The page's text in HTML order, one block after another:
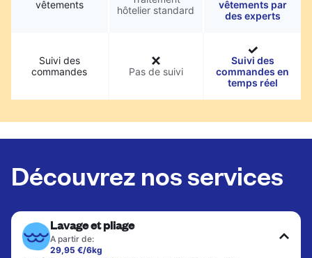
vêtements
hôtelier standard
vêtements par
des experts
Suivi des
commandes
Pas de suivi
Suivi des
commandes en
temps réel
Découvrez nos services
Lavage et pliage
A partir de:
29,95 €/6kg